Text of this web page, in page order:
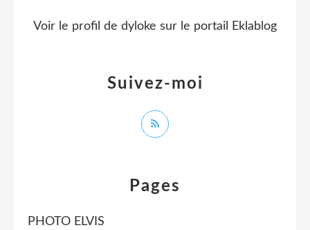
Pages
PHOTO ELVIS
Suivez-moi
Voir le profil de dyloke sur le portail Eklablog